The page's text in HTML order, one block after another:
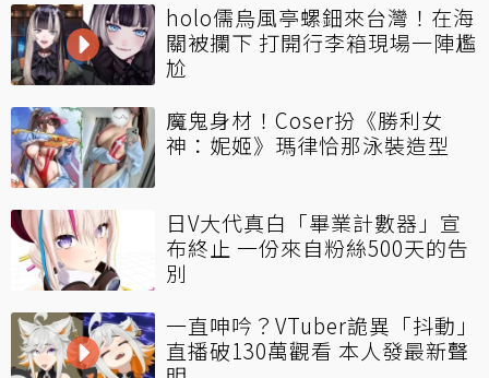
holo儒烏風亭螺鈿來台灣！在海
關被攔下 打開行李箱現場一陣尷
尬
魔鬼身材！Coser扮《勝利女
神：妮姬》瑪律恰那泳裝造型
日V大代真白「畢業計數器」宣
布終止 一份來自粉絲500天的告
別
一直呻吟？VTuber詭異「抖動」
直播破130萬觀看 本人發最新聲